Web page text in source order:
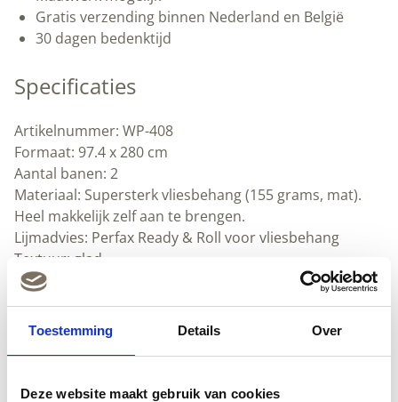
Toestemming Details Over
Deze website maakt gebruik van cookies
Gratis verzending binnen Nederland en België
30 dagen bedenktijd
Specificaties
Artikelnummer: WP-408
Formaat: 97.4 x 280 cm
Aantal banen: 2
Materiaal: Supersterk vliesbehang (155 grams, mat).
Heel makkelijk zelf aan te brengen.
Lijmadvies: Perfax Ready & Roll voor vliesbehang
Textuur: glad
Herhaalbaar
Afwasbaar
Downloads
(Engels) (pdf)